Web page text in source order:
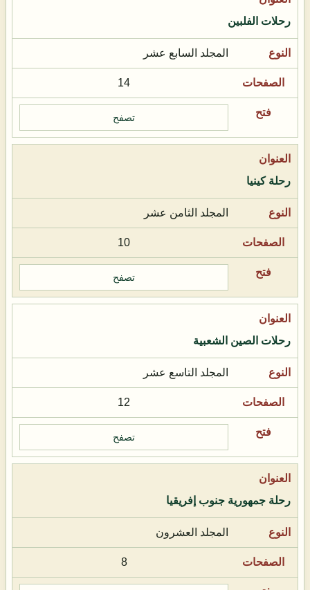
رحلات الفلبين
المجلد السابع عشر
14
تصفح
رحلة كينيا
المجلد الثامن عشر
10
تصفح
رحلات الصين الشعبية
المجلد التاسع عشر
12
تصفح
رحلة جمهورية جنوب إفريقيا
المجلد العشرون
8